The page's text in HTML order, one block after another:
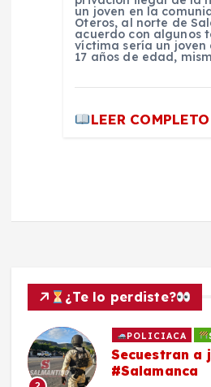
un joven en la
Oteros, al norte de
acuerdo con algunos
víctima sería un joven
17 años de edad,
LEER COMPLETO
¿Te lo perdiste?
POLICIACA
Secuestran a
#Salamanca